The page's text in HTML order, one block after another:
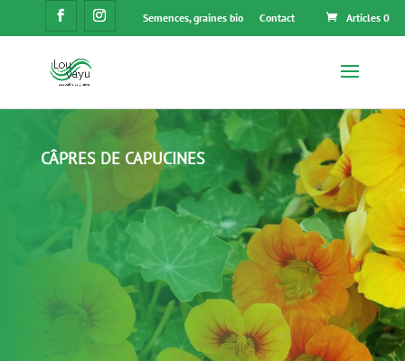
Semences, graines bio Contact Articles 0
CÂPRES DE CAPUCINES